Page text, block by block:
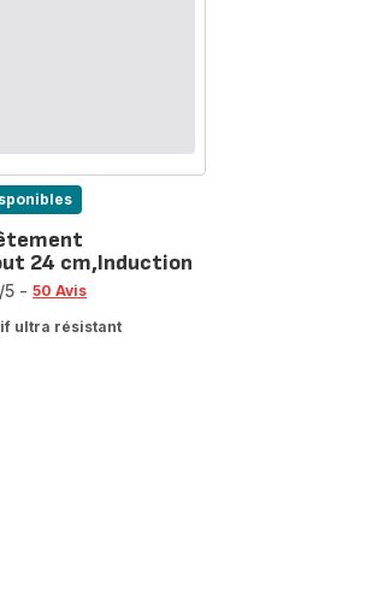
24 cm,Induction
/5 - 50 Avis
ultra résistant